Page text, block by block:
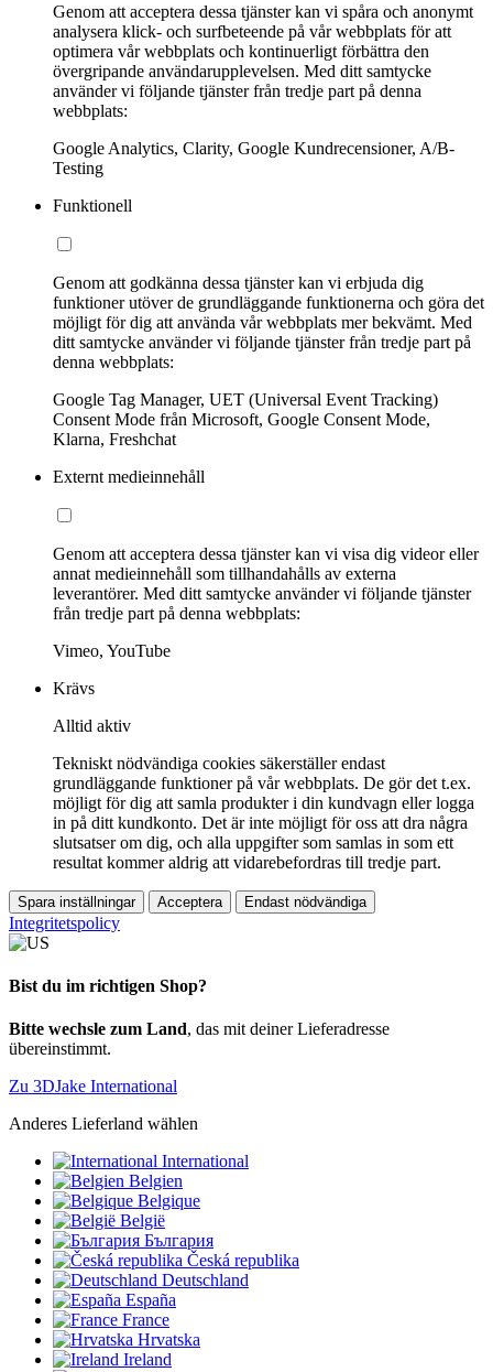
Genom att acceptera dessa tjänster kan vi spåra och anonymt
analysera klick- och surfbeteende på vår webbplats för att
optimera vår webbplats och kontinuerligt förbättra den
övergripande användarupplevelsen. Med ditt samtycke
använder vi följande tjänster från tredje part på denna
webbplats:
Google Analytics, Clarity, Google Kundrecensioner, A/B-
Testing
Funktionell
Genom att godkänna dessa tjänster kan vi erbjuda dig
funktioner utöver de grundläggande funktionerna och göra det
möjligt för dig att använda vår webbplats mer bekvämt. Med
ditt samtycke använder vi följande tjänster från tredje part på
denna webbplats:
Google Tag Manager, UET (Universal Event Tracking)
Consent Mode från Microsoft, Google Consent Mode,
Klarna, Freshchat
Externt medieinnehåll
Genom att acceptera dessa tjänster kan vi visa dig videor eller
annat medieinnehåll som tillhandahålls av externa
leverantörer. Med ditt samtycke använder vi följande tjänster
från tredje part på denna webbplats:
Vimeo, YouTube
Krävs
Alltid aktiv
Tekniskt nödvändiga cookies säkerställer endast
grundläggande funktioner på vår webbplats. De gör det t.ex.
möjligt för dig att samla produkter i din kundvagn eller logga
in på ditt kundkonto. Det är inte möjligt för oss att dra några
slutsatser om dig, och alla uppgifter som samlas in som ett
resultat kommer aldrig att vidarebefordras till tredje part.
Spara inställningar Acceptera Endast nödvändiga
Integritetspolicy
Bist du im richtigen Shop?
Bitte wechsle zum Land, das mit deiner Lieferadresse
übereinstimmt.
Zu 3DJake International
Anderes Lieferland wählen
International
Belgien
Belgique
België
България
Česká republika
Deutschland
España
France
Hrvatska
Ireland